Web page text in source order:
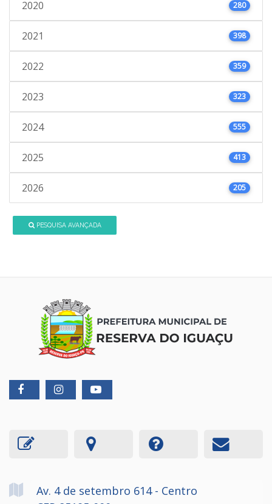
2020 280
2021 398
2022 359
2023 323
2024 555
2025 413
2026 205
PESQUISA AVANÇADA
Av. 4 de setembro 614 - Centro